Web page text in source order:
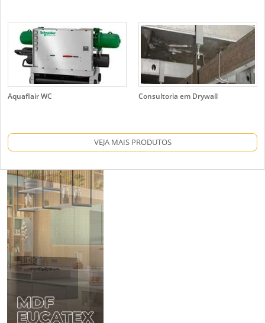
Aquaflair WC Consultoria em Drywall
VEJA MAIS PRODUTOS